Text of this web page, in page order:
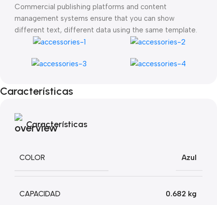
Commercial publishing platforms and content
management systems ensure that you can show
different text, different data using the same template.
Características
Características
COLOR Azul
CAPACIDAD 0.682 kg